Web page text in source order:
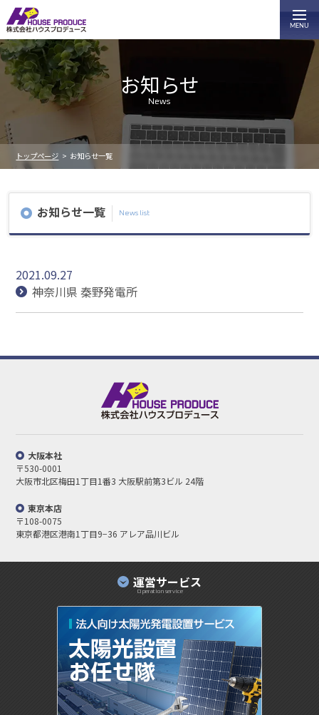
お知らせ
News
トップページ お知らせ一覧
お知らせ一覧 News list
2021.09.27
神奈川県 秦野発電所
大阪本社
〒530-0001
大阪市北区梅田1丁目1番3 大阪駅前第3ビル 24階
東京本店
〒108-0075
東京都港区港南1丁目9−36 アレア品川ビル
運営サービス
Operation service